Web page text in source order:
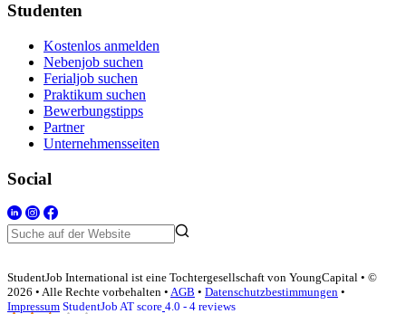
Studenten
Kostenlos anmelden
Nebenjob suchen
Ferialjob suchen
Praktikum suchen
Bewerbungstipps
Partner
Unternehmensseiten
Social
StudentJob International ist eine Tochtergesellschaft von YoungCapital • ©
2026 • Alle Rechte vorbehalten • AGB • Datenschutzbestimmungen •
Impressum StudentJob AT score 4.0 - 4 reviews